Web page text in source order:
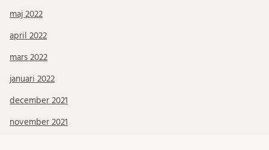
maj 2022
april 2022
mars 2022
januari 2022
december 2021
november 2021